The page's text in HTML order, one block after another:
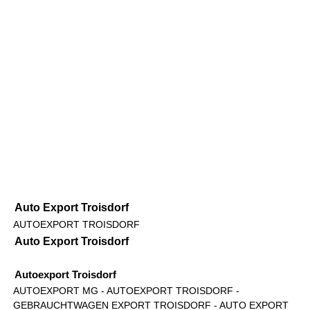
Auto Export Troisdorf
AUTOEXPORT TROISDORF
Auto Export Troisdorf
Autoexport Troisdorf
AUTOEXPORT MG - AUTOEXPORT TROISDORF -
GEBRAUCHTWAGEN EXPORT TROISDORF - AUTO EXPORT